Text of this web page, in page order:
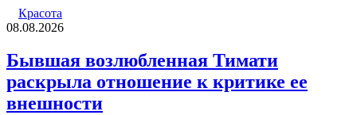
Красота
08.08.2026
Бывшая возлюбленная Тимати
раскрыла отношение к критике ее
внешности